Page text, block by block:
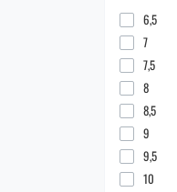
6,5
7
7,5
8
8,5
9
9,5
10